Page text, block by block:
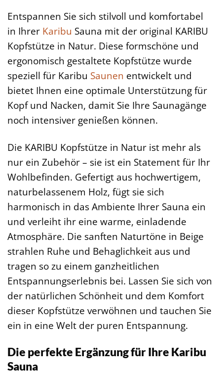
Entspannen Sie sich stilvoll und komfortabel
in Ihrer Karibu Sauna mit der original KARIBU
Kopfstütze in Natur. Diese formschöne und
ergonomisch gestaltete Kopfstütze wurde
speziell für Karibu Saunen entwickelt und
bietet Ihnen eine optimale Unterstützung für
Kopf und Nacken, damit Sie Ihre Saunagänge
noch intensiver genießen können.
Die KARIBU Kopfstütze in Natur ist mehr als
nur ein Zubehör – sie ist ein Statement für Ihr
Wohlbefinden. Gefertigt aus hochwertigem,
naturbelassenem Holz, fügt sie sich
harmonisch in das Ambiente Ihrer Sauna ein
und verleiht ihr eine warme, einladende
Atmosphäre. Die sanften Naturtöne in Beige
strahlen Ruhe und Behaglichkeit aus und
tragen so zu einem ganzheitlichen
Entspannungserlebnis bei. Lassen Sie sich von
der natürlichen Schönheit und dem Komfort
dieser Kopfstütze verwöhnen und tauchen Sie
ein in eine Welt der puren Entspannung.
Die perfekte Ergänzung für Ihre Karibu
Sauna